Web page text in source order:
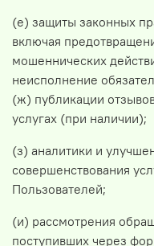
(е) защиты законных
включая
мошеннических
неисполнение
(ж) публикации
услугах (при наличии);
(з) аналитики и
совершенствования
Пользователей;
(и) рассмотрения
поступивших через